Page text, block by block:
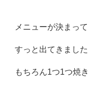
メニューが決まっ
すっと出てきました
もちろん1つ1つ焼